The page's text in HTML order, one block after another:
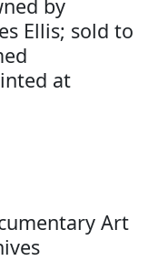
by
Ellis; sold to
at
Art